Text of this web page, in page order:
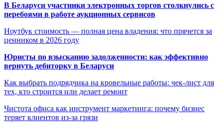
В Беларуси участники электронных торгов столкнулись с
перебоями в работе аукционных сервисов
Ноутбук стоимость — полная цена владения: что прячется за
ценником в 2026 году
Юристы по взысканию задолженности: как эффективно
вернуть дебиторку в Беларуси
Как выбрать подрядчика на кровельные работы: чек-лист для
тех, кто строится или делает ремонт
Чистота офиса как инструмент маркетинга: почему бизнес
теряет клиентов из-за грязи